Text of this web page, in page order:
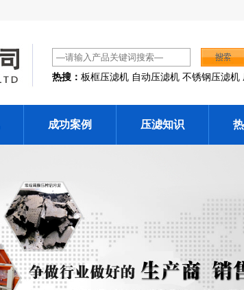
热搜： 板框压滤机 自动压滤机 不锈钢压滤机
成功案例 压滤知识